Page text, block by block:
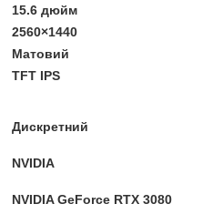
15.6 дюйм
2560×1440
Матовий
TFT IPS
Дискретний
NVIDIA
NVIDIA GeForce RTX 3080